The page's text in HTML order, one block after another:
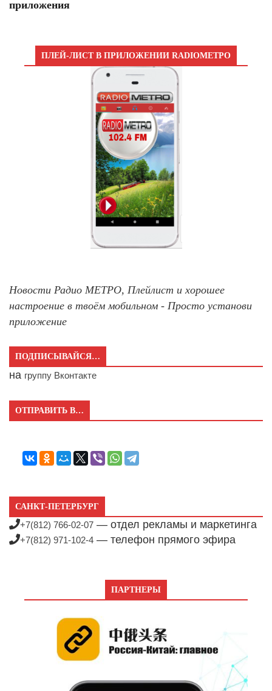
приложения
ПЛЕЙ-ЛИСТ В ПРИЛОЖЕНИИ RADIOМЕТРО
Новости Радио МЕТРО, Плейлист и хорошее
настроение в твоём мобильном - Просто установи
приложение
ПОДПИСЫВАЙСЯ…
на группу Вконтакте
ОТПРАВИТЬ В…
САНКТ-ПЕТЕРБУРГ
+7(812) 766-02-07 — отдел рекламы и маркетинга
+7(812) 971-102-4 — телефон прямого эфира
ПАРТНЕРЫ